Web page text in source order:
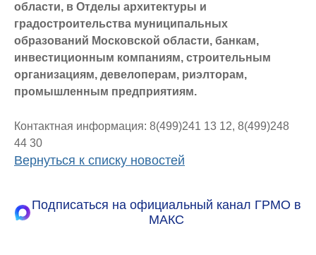
области, в Отделы архитектуры и
градостроительства муниципальных
образований Московской области, банкам,
инвестиционным компаниям, строительным
организациям, девелоперам, риэлторам,
промышленным предприятиям.
Контактная информация: 8(499)241 13 12, 8(499)248
44 30
Вернуться к списку новостей
Подписаться на официальный канал ГРМО в
МАКС